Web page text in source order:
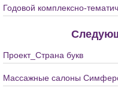
Годовой комплексно-
Проект_Страна букв
Массажные салоны